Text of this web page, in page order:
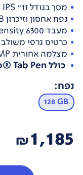
מסך בגודל 11" IPS
נפח אחסון וזיכרון 128GB+8GB
מעבד MediaTek Dimensity 6300
כרטיס גרפי משולב Arm Mali‑G57 MC2
מצלמה אחורית 8MP
כולל Lenovo® Tab Pen וכיסוי Folio Case
נפח:
128 GB
1,185
₪